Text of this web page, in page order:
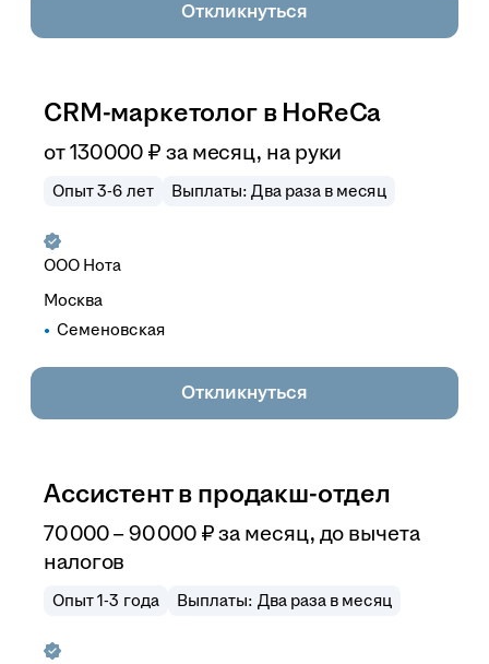
Откликнуться
CRM-маркетолог в HoReCa
от130 000 ₽ за месяц, на руки
Опыт 3-6 лет Выплаты: Два раза в месяц
ООО Нота
Москва
Семеновская
Откликнуться
Ассистент в продакш-отдел
70 000–90 000 ₽ за месяц, до вычета
налогов
Опыт 1-3 года Выплаты: Два раза в месяц